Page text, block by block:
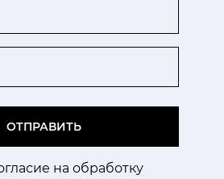
ОТПРАВИТЬ
на обработку